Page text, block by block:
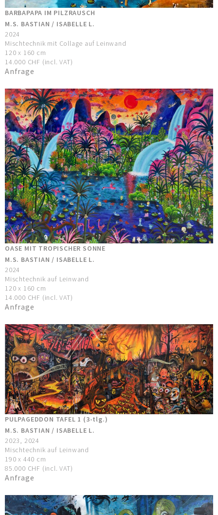
BARBAPAPA IM PILZRAUSCH
M.S. BASTIAN / ISABELLE L.
2024
Mischtechnik mit Collage auf Leinwand
120 x 160 cm
14.000 CHF (incl. VAT)
Anfrage
OASE MIT TROPISCHER SONNE
M.S. BASTIAN / ISABELLE L.
2024
Mischtechnik auf Leinwand
120 x 160 cm
14.000 CHF (incl. VAT)
Anfrage
PULPAGEDDON TAFEL 1 (3-tlg.)
M.S. BASTIAN / ISABELLE L.
2023, 2024
Mischtechnik auf Leinwand
190 x 440 cm
85.000 CHF (incl. VAT)
Anfrage